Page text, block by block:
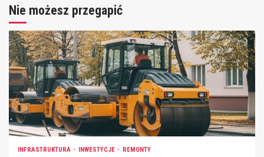
Nie możesz przegapić
INFRASTRUKTURA INWESTYCJE REMONTY